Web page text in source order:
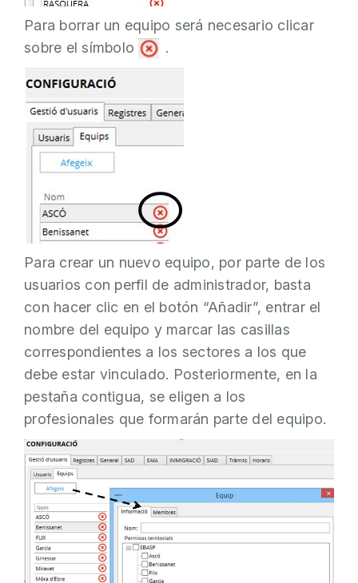
Para borrar un equipo será necesario clicar
sobre el símbolo
.
Para crear un nuevo equipo, por parte de los
usuarios con perfil de administrador, basta
con hacer clic en el botón “Añadir”, entrar el
nombre del equipo y marcar las casillas
correspondientes a los sectores a los que
debe estar vinculado. Posteriormente, en la
pestaña contigua, se eligen a los
profesionales que formarán parte del equipo.